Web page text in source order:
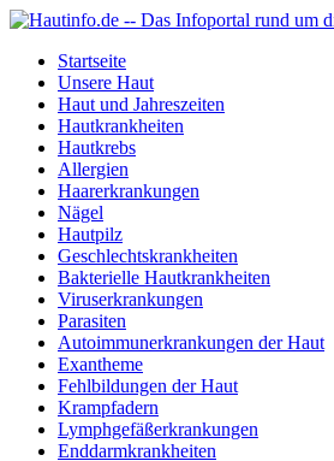
Startseite
Unsere Haut
Haut und Jahreszeiten
Hautkrankheiten
Hautkrebs
Allergien
Haarerkrankungen
Nägel
Hautpilz
Geschlechtskrankheiten
Bakterielle Hautkrankheiten
Viruserkrankungen
Parasiten
Autoimmunerkrankungen der Haut
Exantheme
Fehlbildungen der Haut
Krampfadern
Lymphgefäßerkrankungen
Enddarmkrankheiten